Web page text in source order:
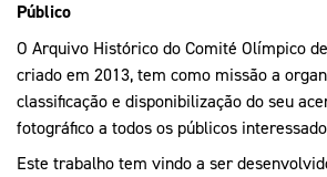
Marketing
Media
Documentos
Contactos
Equipa
Educação
Equipa
Público
O Arquivo Histórico do Comité Olímpico
criado em 2013, tem como missão a
classificação e disponibilização do seu
fotográfico a todos os públicos
Este trabalho tem vindo a ser